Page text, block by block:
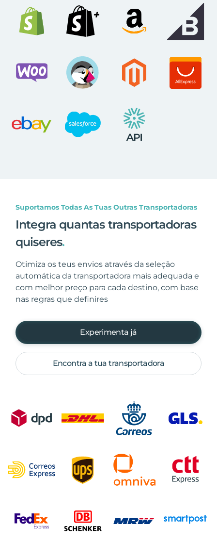
Suportamos Todas As Tuas Outras Transportadoras
Integra quantas transportadoras
quiseres.
Otimiza os teus envios através da seleção
automática da transportadora mais adequada e
com melhor preço para cada destino, com base
nas regras que definires
Experimenta já
Encontra a tua transportadora